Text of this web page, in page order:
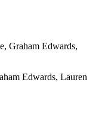
Graham Edwards,
Edwards, Lauren